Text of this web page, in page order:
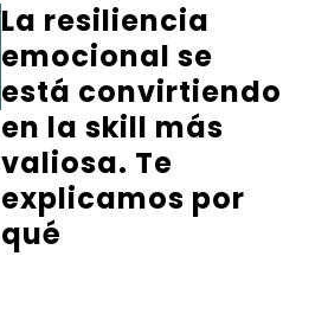
La resiliencia
emocional se
está convirtiendo
en la skill más
valiosa. Te
explicamos por
qué